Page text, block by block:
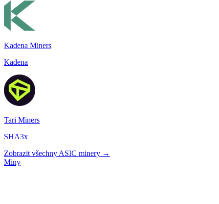
Kadena Miners
Kadena
Tari Miners
SHA3x
Zobrazit všechny ASIC minery →
Miny